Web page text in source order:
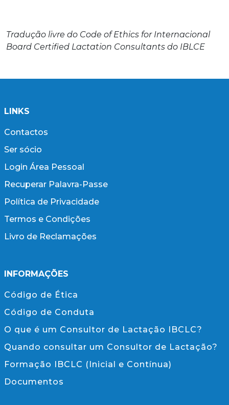
Tradução livre do Code of Ethics for Internacional
Board Certified Lactation Consultants do IBLCE
LINKS
Contactos
Ser sócio
Login Área Pessoal
Recuperar Palavra-Passe
Política de Privacidade
Termos e Condições
Livro de Reclamações
INFORMAÇÕES
Código de Ética
Código de Conduta
O que é um Consultor de Lactação IBCLC?
Quando consultar um Consultor de Lactação?
Formação IBCLC (Inicial e Contínua)
Documentos